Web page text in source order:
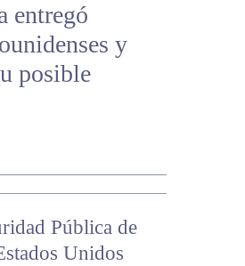
entregó
y
posible
Pública de
Unidos